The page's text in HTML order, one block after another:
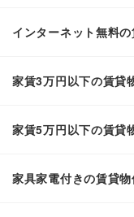
インターネット無料
家賃3万円以下の賃貸
家賃5万円以下の賃貸
家具家電付きの賃貸